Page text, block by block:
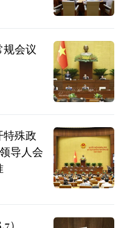
会议
特殊政
导人会
）